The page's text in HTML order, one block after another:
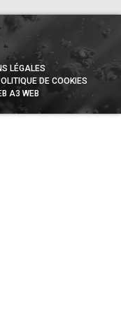
LÉGALES
DE COOKIES
A3 WEB